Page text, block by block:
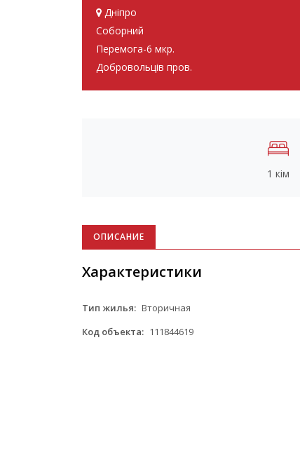
Дніпро
Соборний
Перемога-6 мкр.
Добровольців пров.
1 кім
ОПИСАНИЕ
Характеристики
Тип жилья: Вторичная
Код объекта: 111844619